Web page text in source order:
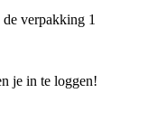
verpakking 1
je in te loggen!